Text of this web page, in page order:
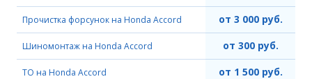
Прочистка форсунок на Honda Accord от 3 000 руб.
Шиномонтаж на Honda Accord от 300 руб.
ТО на Honda Accord от 1 500 руб.